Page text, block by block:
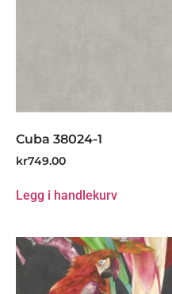
Cuba 38024-1
kr749.00
Legg i handlekurv